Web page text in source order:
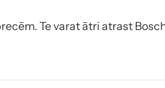
Te varat ātri atrast